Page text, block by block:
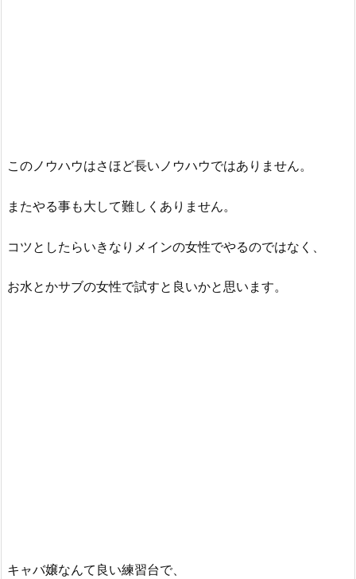
このノウハウはさほど長いノウハウではありません。
またやる事も大して難しくありません。
コツとしたらいきなりメインの女性でやるのではなく、
お水とかサブの女性で試すと良いかと思います。
キャバ嬢なんて良い練習台で、